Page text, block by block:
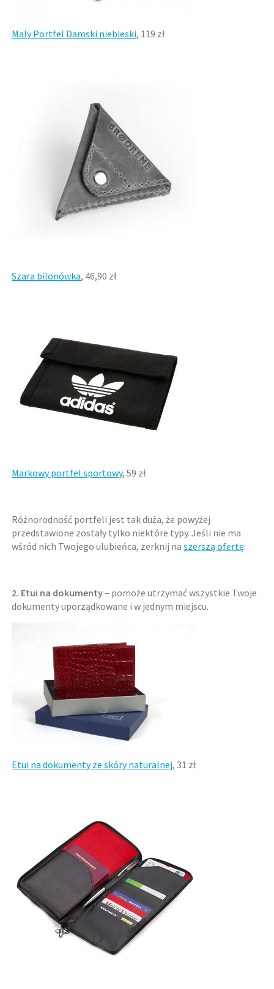
Maly Portfel Damski niebieski, 119 zł
Szara bilonówka, 46,90 zł
Markowy portfel sportowy, 59 zł
Różnorodność portfeli jest tak duża, że powyżej
przedstawione zostały tylko niektóre typy. Jeśli nie ma
wśród nich Twojego ulubieńca, zerknij naszerszą ofertę.
2. Etui na dokumenty– pomoże utrzymać wszystkie Twoje
dokumenty uporządkowane i w jednym miejscu.
Etui na dokumenty ze skóry naturalnej, 31 zł